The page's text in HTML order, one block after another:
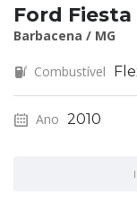
Ford Fiesta
Barbacena / MG
Combustível
Ano 2010